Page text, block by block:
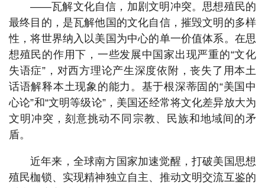
——瓦解文化自信，加剧文明冲突。思想殖民的
最终目的，是瓦解他国的文化自信，摧毁文明的多样
性，将世界纳入以美国为中心的单一价值体系。在思
想殖民的作用下，一些发展中国家出现严重的“文化
失语症”，对西方理论产生深度依附，丧失了用本土
话语解释本土现象的能力。基于根深蒂固的“美国中
心论”和“文明等级论”，美国还经常将文化差异放大为
文明冲突，刻意挑动不同宗教、民族和地域间的矛
盾。
近年来，全球南方国家加速觉醒，打破美国思想
殖民枷锁、实现精神独立自主、推动文明交流互鉴的